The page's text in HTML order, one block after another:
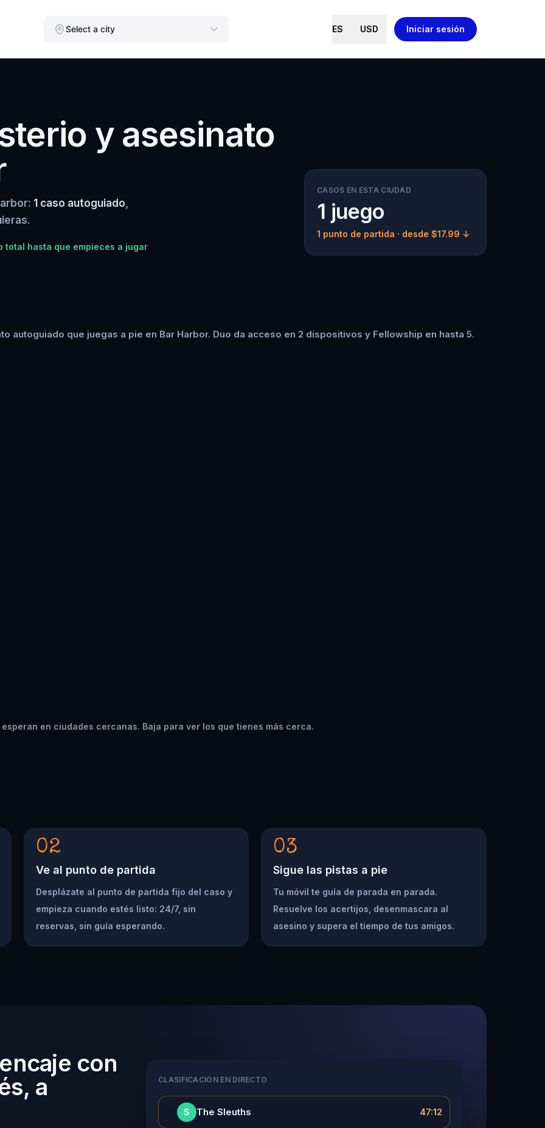
Select a city ES USD Iniciar sesión
y asesinato
1 caso autoguiado,
total hasta que empieces a jugar
CASOS EN ESTA CIUDAD
1 juego
1 punto de partida · desde $17.99 ↓
autoguiado que juegas a pie en Bar Harbor. Duo da acceso en 2 dispositivos y Fellowship en hasta 5.
en ciudades cercanas. Baja para ver los que tienes más cerca.
02
Ve al punto de partida
Desplázate al punto de partida fijo del caso y
empieza cuando estés listo: 24/7, sin
reservas, sin guía esperando.
03
Sigue las pistas a pie
Tu móvil te guía de parada en parada.
Resuelve los acertijos, desenmascara al
asesino y supera el tiempo de tus amigos.
con
a
CLASIFICACIÓN EN DIRECTO
S The Sleuths 47:12